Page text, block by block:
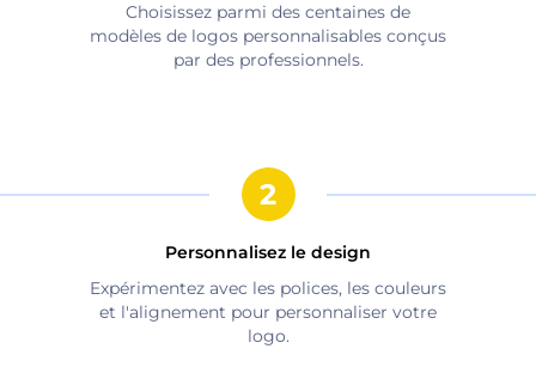
Choisissez parmi des centaines de
modèles de logos personnalisables conçus
par des professionnels.
Personnalisez le design
Expérimentez avec les polices, les couleurs
et l'alignement pour personnaliser votre
logo.